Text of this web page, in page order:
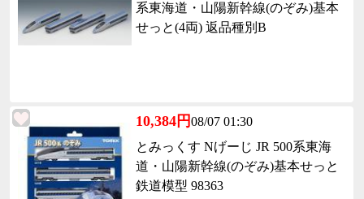
系東海道・山陽新幹線(のぞみ)基本
せっと(4両) 返品種別B
10,384円08/07 01:30
とみっくす Nげーじ JR 500系東海
道・山陽新幹線(のぞみ)基本せっと
鉄道模型 98363